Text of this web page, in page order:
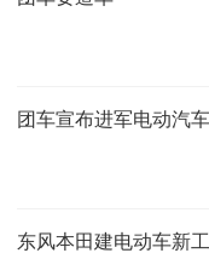
团车宣布进军电动汽
东风本田建电动车新